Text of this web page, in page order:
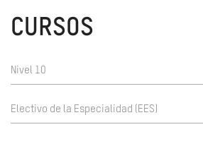
CURSOS
Nivel 10
Electivo de la Especialidad (EES)